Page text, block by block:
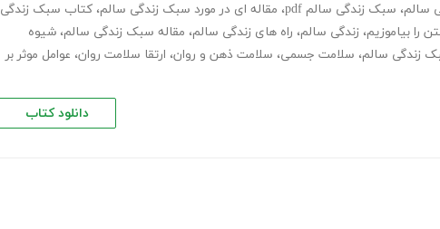
سالم، سبک زندگی سالم pdf ، مقاله ای در مورد سبک زندگی سالم، کتاب سبک زندگی
را بیاموزیم، زندگی سالم، راه های زندگی سالم، مقاله سبک زندگی سالم، شیوه
زندگی سالم، سلامت جسمی، سلامت ذهن و روان، ارتقا سلامت روان، عوامل موثر بر
دانلود کتاب